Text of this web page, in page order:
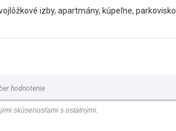
izby, apartmány, kúpeľne, parkovisko.
hodnotenie